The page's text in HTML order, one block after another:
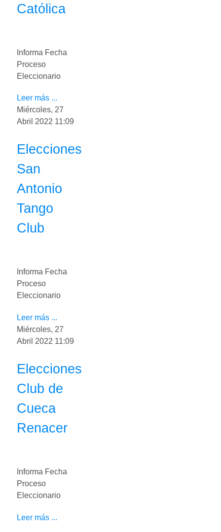
Católica
Informa Fecha
Proceso
Eleccionario
Leer más ...
Miércoles, 27
Abril 2022 11:09
Elecciones
San
Antonio
Tango
Club
Informa Fecha
Proceso
Eleccionario
Leer más ...
Miércoles, 27
Abril 2022 11:09
Elecciones
Club de
Cueca
Renacer
Informa Fecha
Proceso
Eleccionario
Leer más ...